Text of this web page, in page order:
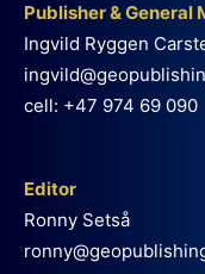
Publisher & General
Ingvild Ryggen
cell: +47 974 69 090
Editor
Ronny Setså